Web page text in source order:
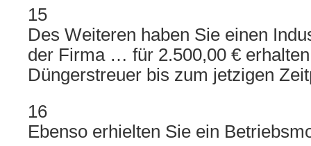
15
Des Weiteren haben Sie einen
der Firma … für 2.500,00 €
Düngerstreuer bis zum jetzigen
16
Ebenso erhielten Sie ein